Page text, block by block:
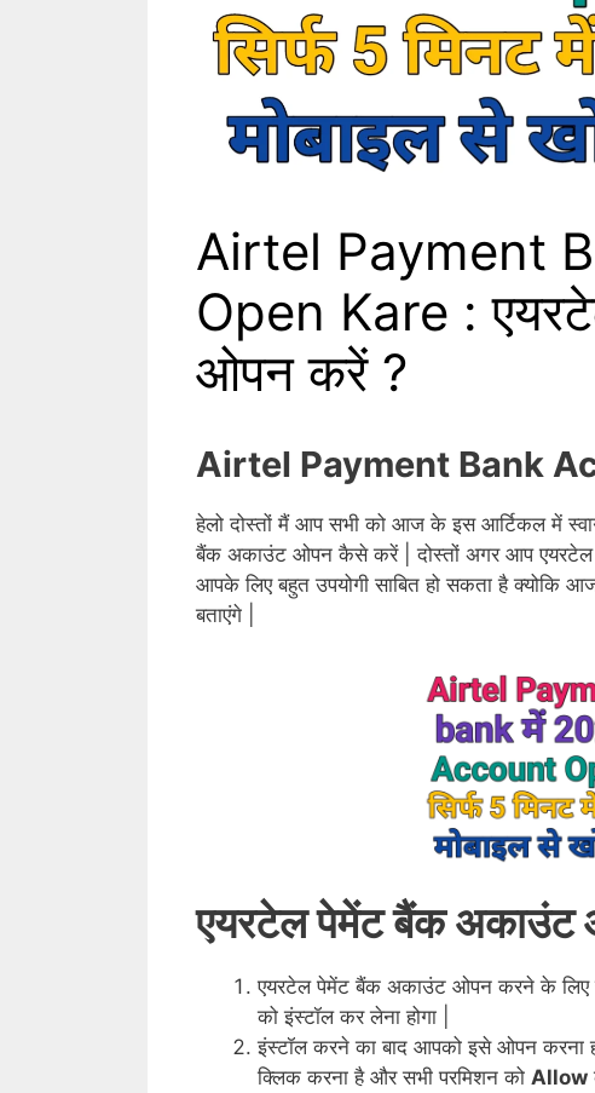
Airtel Payment
Open Kare :
ओपन करें ?
Airtel Payment Bank
हेलो दोस्तों मैं आप सभी को आज के इस आर्टिकल में
बैंक अकाउंट ओपन कैसे करें | दोस्तों अगर आप एयरटेल
आपके लिए बहुत उपयोगी साबित हो सकता है क्योकि
बताएंगे |
एयरटेल पेमेंट बैंक
एयरटेल पेमेंट बैंक अकाउंट ओपन करने के लिए
को इंस्टॉल कर लेना होगा |
इंस्टॉल करने का बाद आपको इसे ओपन करना
क्लिक करना है और सभी परमिशन को Allow